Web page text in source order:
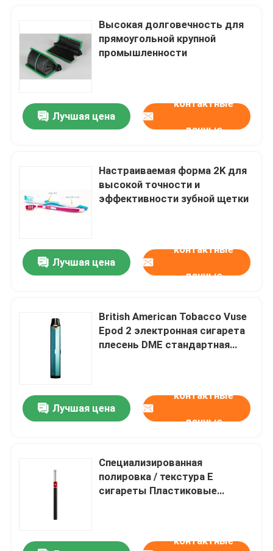
Высокая долговечность для
прямоугольной крупной
промышленности
Лучшая цена
контактные
данные
Настраиваемая форма 2K для
высокой точности и
эффективности зубной щетки
Лучшая цена
контактные
данные
British American Tobacco Vuse
Epod 2 электронная сигарета
плесень DME стандартная
обслуживанию
Лучшая цена
контактные
данные
Специализированная
полировка / текстура E
сигареты Пластиковые
контактные